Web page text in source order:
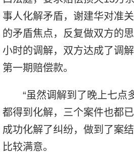
事人化解矛盾，谢建华对准
的矛盾焦点，反复做双方的
小时的调解，双方达成了调
第一期赔偿款。
“虽然调解到了晚上七点
都得到化解，三个案件也都
成功化解了纠纷，做到了案
比较满意。